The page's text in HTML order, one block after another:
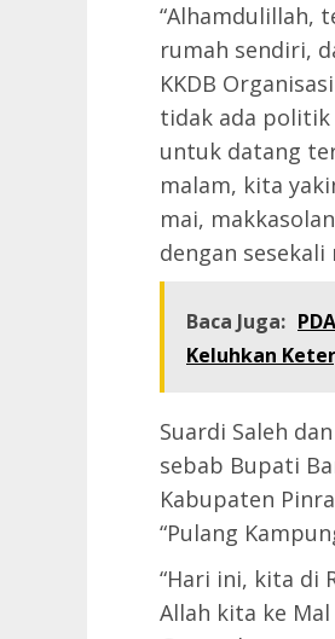
“Alhamdulillah,
rumah sendiri,
KKDB
tidak ada politik
untuk datang
malam, kita
mai,
dengan
Baca Juga:
Keluhkan
Suardi Saleh
sebab Bupati
Kabupaten
“Pulang
“Hari ini, kita di
Allah kita ke